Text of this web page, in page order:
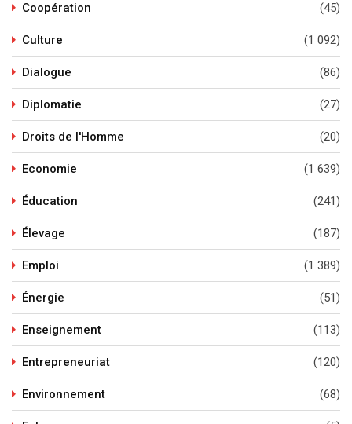
Coopération (45)
Culture (1 092)
Dialogue (86)
Diplomatie (27)
Droits de l'Homme (20)
Economie (1 639)
Éducation (241)
Élevage (187)
Emploi (1 389)
Énergie (51)
Enseignement (113)
Entrepreneuriat (120)
Environnement (68)